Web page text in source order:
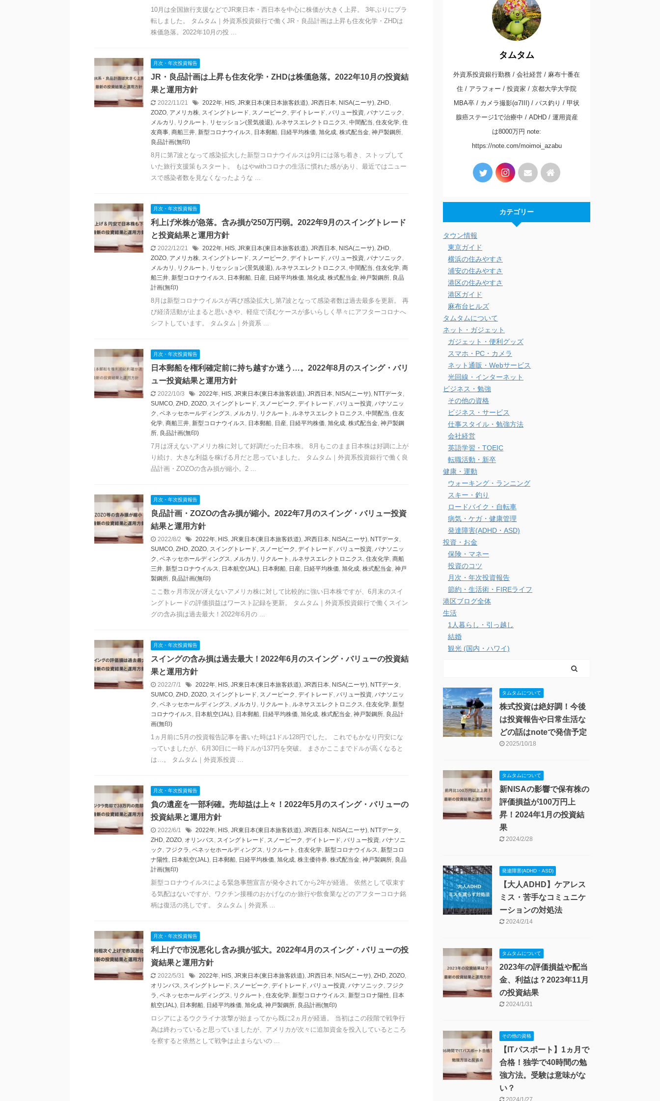
10月は全国旅行支援などでJR東日本・西日本を中心に株価が大きく上昇。 3年ぶりにプラ
転しました。 タムタム｜外資系投資銀行で働くJR・良品計画は上昇も住友化学・ZHDは
株価急落。2022年10月の投 ...
月次・年次投資報告
JR・良品計画は上昇も住友化学・ZHDは株価急落。2022年10月の投資結
果と運用方針
2022/11/21 2022年, HIS, JR東日本(東日本旅客鉄道), JR西日本, NISA(ニーサ), ZHD,
ZOZO, アメリカ株, スイングトレード, スノーピーク , デイトレード, バリュー投資, パナソニック ,
メルカリ , リクルート , リセッション(景気後退), ルネサスエレクトロニクス, 中間配当, 住友化学, 住
友商事, 商船三井, 新型コロナウイルス, 日本郵船, 日経平均株価, 旭化成, 株式配当金, 神戸製鋼所,
良品計画(無印)
8月に第7波となって感染拡大した新型コロナウイルスは9月には落ち着き、ストップして
いた旅行支援策もスタート。 もはやwithコロナの生活に慣れた感があり、最近ではニュー
スで感染者数を見なくなったような ...
月次・年次投資報告
利上げ米株が急落。含み損が250万円弱。2022年9月のスイングトレード
と投資結果と運用方針
2022/12/21 2022年, HIS, JR東日本(東日本旅客鉄道), JR西日本, NISA(ニーサ), ZHD,
ZOZO, アメリカ株, スイングトレード, スノーピーク , デイトレード, バリュー投資, パナソニック ,
メルカリ , リクルート , リセッション(景気後退), ルネサスエレクトロニクス, 中間配当, 住友化学, 商
船三井, 新型コロナウイルス, 日本郵船, 日産, 日経平均株価, 旭化成, 株式配当金, 神戸製鋼所, 良品
計画(無印)
8月は新型コロナウイルスが再び感染拡大し第7波となって感染者数は過去最多を更新。 再
び経済活動が止まると思いきや、軽症で済むケースが多いらしく早々にアフターコロナへ
シフトしています。 タムタム｜外資系 ...
月次・年次投資報告
日本郵船を権利確定前に持ち越すか迷う…。2022年8月のスイング・バリ
ュー投資結果と運用方針
2022/10/3 2022年, HIS, JR東日本(東日本旅客鉄道), JR西日本, NISA(ニーサ), NTTデータ ,
SUMCO, ZHD, ZOZO, スイングトレード, スノーピーク , デイトレード, バリュー投資, パナソニッ
ク , ベネッセホールディングス, メルカリ , リクルート , ルネサスエレクトロニクス, 中間配当, 住友
化学, 商船三井, 新型コロナウイルス, 日本郵船, 日産, 日経平均株価, 旭化成, 株式配当金, 神戸製鋼
所, 良品計画(無印)
7月は冴えないアメリカ株に対して好調だった日本株。 8月もこのまま日本株は好調に上が
り続け、大きな利益を稼げる月だと思っていました。 タムタム｜外資系投資銀行で働く良
品計画・ZOZOの含み損が縮小。2 ...
月次・年次投資報告
良品計画・ZOZOの含み損が縮小。2022年7月のスイング・バリュー投資
結果と運用方針
2022/8/2 2022年, HIS, JR東日本(東日本旅客鉄道), JR西日本, NISA(ニーサ), NTTデータ ,
SUMCO, ZHD, ZOZO, スイングトレード, スノーピーク , デイトレード, バリュー投資, パナソニッ
ク , ベネッセホールディングス, メルカリ , リクルート , ルネサスエレクトロニクス, 住友化学, 商船
三井, 新型コロナウイルス, 日本航空(JAL), 日本郵船, 日産, 日経平均株価, 旭化成, 株式配当金, 神戸
製鋼所, 良品計画(無印)
ここ数ヶ月市況が冴えないアメリカ株に対して比較的に強い日本株ですが、6月末のスイ
ングトレードの評価損益はワースト記録を更新。 タムタム｜外資系投資銀行で働くスイン
グの含み損は過去最大！2022年6月の ...
月次・年次投資報告
スイングの含み損は過去最大！2022年6月のスイング・バリューの投資結
果と運用方針
2022/7/1 2022年, HIS, JR東日本(東日本旅客鉄道), JR西日本, NISA(ニーサ), NTTデータ ,
SUMCO, ZHD, ZOZO, スイングトレード, スノーピーク , デイトレード, バリュー投資, パナソニッ
ク , ベネッセホールディングス, メルカリ , リクルート , ルネサスエレクトロニクス, 住友化学, 新型
コロナウイルス, 日本航空(JAL), 日本郵船, 日経平均株価, 旭化成, 株式配当金, 神戸製鋼所, 良品計
画(無印)
1ヵ月前に5月の投資報告記事を書いた時は1ドル128円でした。 これでもかなり円安にな
っていましたが、6月30日に一時ドルが137円を突破。 まさかここまでドルが高くなると
は…。 タムタム｜外資系投資 ...
月次・年次投資報告
負の遺産を一部利確。売却益は上々！2022年5月のスイング・バリューの
投資結果と運用方針
2022/6/1 2022年, HIS, JR東日本(東日本旅客鉄道), JR西日本, NISA(ニーサ), NTTデータ ,
ZHD, ZOZO, オリンパス, スイングトレード, スノーピーク , デイトレード, バリュー投資, パナソニ
ック , フジクラ , ベネッセホールディングス, リクルート , 住友化学, 新型コロナウイルス, 新型コロ
ナ陽性, 日本航空(JAL), 日本郵船, 日経平均株価, 旭化成, 株主優待券, 株式配当金, 神戸製鋼所, 良品
計画(無印)
新型コロナウイルスによる緊急事態宣言が発令されてから2年が経過。 依然として収束す
る気配はないですが、ワクチン接種のおかげなのか旅行や飲食業などのアフターコロナ銘
柄は復活の兆しです。 タムタム｜外資系 ...
月次・年次投資報告
利上げで市況悪化し含み損が拡大。2022年4月のスイング・バリューの投
資結果と運用方針
2022/5/31 2022年, HIS, JR東日本(東日本旅客鉄道), JR西日本, NISA(ニーサ), ZHD, ZOZO,
オリンパス, スイングトレード, スノーピーク , デイトレード, バリュー投資, パナソニック , フジク
ラ , ベネッセホールディングス, リクルート , 住友化学, 新型コロナウイルス, 新型コロナ陽性, 日本
航空(JAL), 日本郵船, 日経平均株価, 旭化成, 神戸製鋼所, 良品計画(無印)
ロシアによるウクライナ攻撃が始まってから既に2ヵ月が経過。 当初はこの段階で戦争行
為は終わっていると思っていましたが、アメリカが次々に追加資金を投入しているところ
を察すると依然として戦争は止まらないの ...
タムタム
外資系投資銀行勤務 / 会社経営 / 麻布十番在
住 / アラフォー / 投資家 / 京都大学大学院
MBA卒 / カメラ撮影(α7III) / バス釣り / 甲状
腺癌ステージ1で治療中 / ADHD / 運用資産
は8000万円 note:
https://note.com/moimoi_azabu
カテゴリー
タウン情報
東京ガイド
横浜の住みやすさ
浦安の住みやすさ
港区の住みやすさ
港区ガイド
麻布台ヒルズ
タムタムについて
ネット・ガジェット
ガジェット・便利グッズ
スマホ・PC・カメラ
ネット通販・Webサービス
光回線・インターネット
ビジネス・勉強
その他の資格
ビジネス・サービス
仕事スタイル・勉強方法
会社経営
英語学習・TOEIC
転職活動・新卒
健康・運動
ウォーキング・ランニング
スキー・釣り
ロードバイク・自転車
病気・ケガ・健康管理
発達障害(ADHD・ASD)
投資・お金
保険・マネー
投資のコツ
月次・年次投資報告
節約・生活術・FIREライフ
港区ブログ全体
生活
1人暮らし・引っ越し
結婚
観光 (国内・ハワイ)
タムタムについて
株式投資は絶好調！今後
は投資報告や日常生活な
どの話はnoteで発信予定
2025/10/18
タムタムについて
新NISAの影響で保有株の
評価損益が100万円上
昇！2024年1月の投資結
果
2024/2/28
発達障害(ADHD・ASD)
【大人ADHD】ケアレス
ミス・苦手なコミュニケ
ーションの対処法
2024/2/14
タムタムについて
2023年の評価損益や配当
金、利益は？2023年11月
の投資結果
2024/1/31
その他の資格
【ITパスポート】1ヵ月で
合格！独学で40時間の勉
強方法。受験は意味がな
い？
2024/1/27